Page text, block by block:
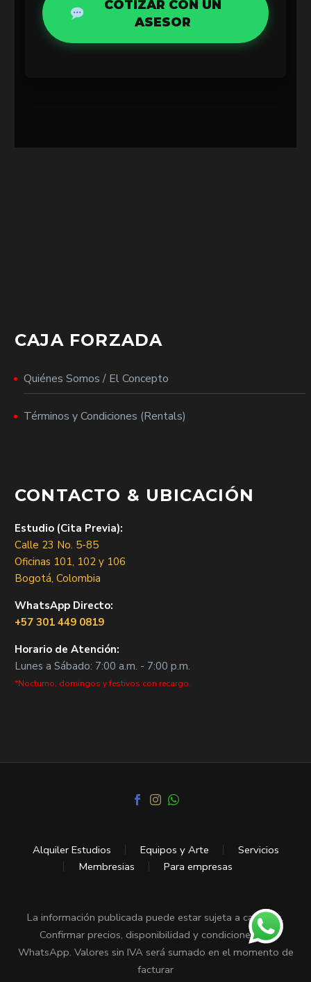
COTIZAR CON UN
ASESOR
CAJA FORZADA
Quiénes Somos / El Concepto
Términos y Condiciones (Rentals)
CONTACTO & UBICACIÓN
Estudio (Cita Previa):
Calle 23 No. 5-85
Oficinas 101, 102 y 106
Bogotá, Colombia
WhatsApp Directo:
+57 301 449 0819
Horario de Atención:
Lunes a Sábado: 7:00 a.m. - 7:00 p.m.
*Nocturno, domingos y festivos con recargo.
Alquiler Estudios Equipos y Arte
Servicios
Membresias
Para empresas
La información publicada puede estar sujeta a cambios.
Confirmar precios, disponibilidad y condiciones vía
WhatsApp. Valores sin IVA será sumado en el momento de
facturar